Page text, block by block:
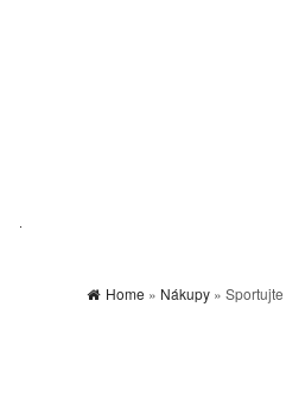
Home » Nákupy» Sportujte